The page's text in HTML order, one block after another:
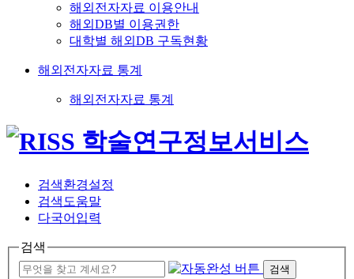
해외전자자료 이용안내
해외DB별 이용권한
대학별 해외DB 구독현황
해외전자자료 통계
해외전자자료 통계
검색환경설정
검색도움말
다국어입력
검색
검색